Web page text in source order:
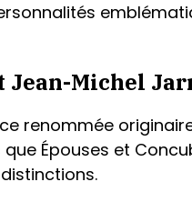
Jean-Michel
renommée
Épouses et